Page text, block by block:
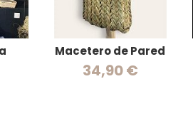
Macetero de Pared
34,90 €